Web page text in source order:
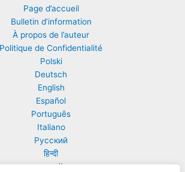
Page d’accueil
Bulletin d’information
À propos de l’auteur
Politique de Confidentialité
Polski
Deutsch
English
Español
Português
Italiano
Русский
हिन्दी
العربية